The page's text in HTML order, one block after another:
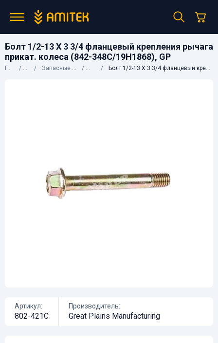
Болт 1/2-13 X 3 3/4 фланцевый крепления рычага
прикат. колеса (842-348C/19H1868), GP
Главная КаталогЗапасные части к сельхозтехнике John DeereБолт 1/2-13 X 3 3/4 фланцевый крепления рычага прикат. колеса (842-348C/19H1868), GP
Артикул:
802-421C
Производитель:
Great Plains Manufacturing